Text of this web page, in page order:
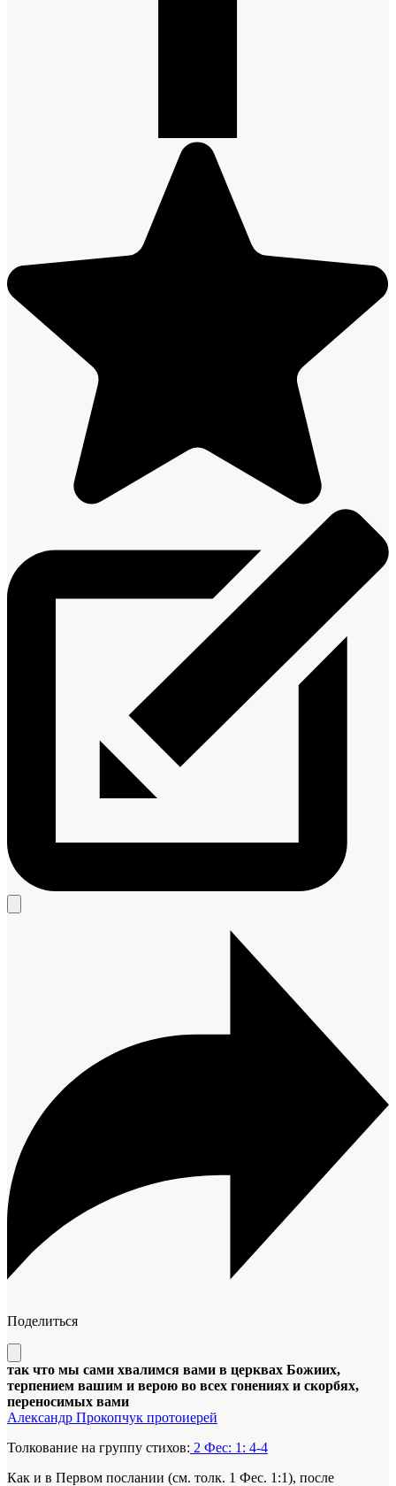
Поделиться
так что мы сами хвалимся вами в церквах Божиих,
терпением вашим и верою во всех гонениях и скорбях,
переносимых вами
Александр Прокопчук протоиерей
Толкование на группу стихов: 2 Фес: 1: 4-4
Как и в Первом послании (см. толк. 1 Фес. 1:1), после